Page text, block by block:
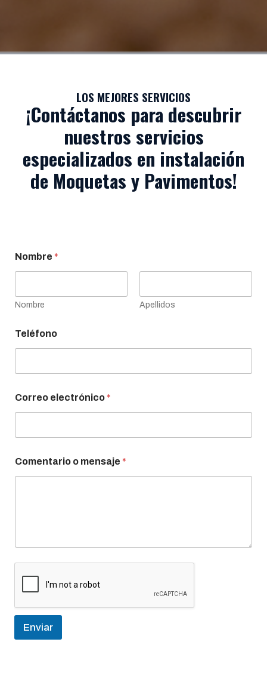
LOS MEJORES SERVICIOS
¡Contáctanos para descubrir
nuestros servicios
especializados en instalación
de Moquetas y Pavimentos!
Nombre *
Nombre Apellidos
Teléfono
Correo electrónico *
Comentario o mensaje *
Enviar